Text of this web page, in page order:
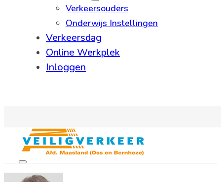
Verkeersouders
Onderwijs Instellingen
Verkeersdag
Online Werkplek
Inloggen